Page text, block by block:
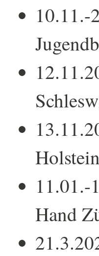
10.11.-
11.01.-
Hand